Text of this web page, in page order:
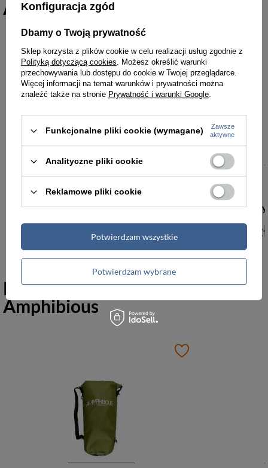
Amphibious Deep Case Protect
Plecak worek wodoodporny turystyczny czarny - Amphibious Tube 60L
199,00 zł 199,00 zł
Polecane produkty marki
Amphibious
Konfiguracja zgód
Dbamy o Twoją prywatność
Sklep korzysta z plików cookie w celu realizacji usług zgodnie z
Polityką dotyczącą cookies. Możesz określić warunki
przechowywania lub dostępu do cookie w Twojej przeglądarce.
Więcej informacji na temat warunków i prywatności można
znaleźć także na stronie Prywatność i warunki Google.
Funkcjonalne pliki cookie (wymagane)
Zawsze
aktywne
Analityczne pliki cookie
Reklamowe pliki cookie
Potwierdzam wybrane
Potwierdzam wszystkie